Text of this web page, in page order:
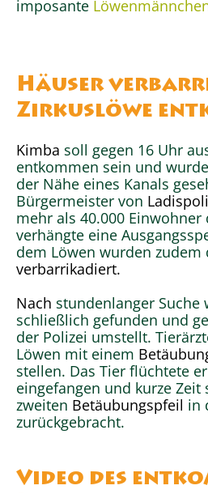
imposante
Häuser
Zirkuslöwe
Kimba soll gegen 16 Uhr
entkommen sein und
der Nähe eines Kanals
Bürgermeister von Ladispoli
mehr als 40.000 Einwohner
verhängte eine
dem Löwen wurden zudem
verbarrikadiert.
Nach stundenlanger Suche
schließlich gefunden und
der Polizei umstellt.
Löwen mit einem
stellen. Das Tier flüchtete
eingefangen und kurze
zweiten Betäubungspfeil in
zurückgebracht.
Video des